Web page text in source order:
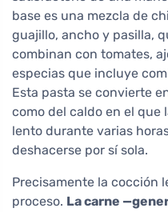
base es una mezcla de
guajillo, ancho y pasilla,
combinan con tomates,
especias que incluye
Esta pasta se convierte
como del caldo en el que
lento durante varias
deshacerse por sí sola.
Precisamente la cocción
proceso. La carne